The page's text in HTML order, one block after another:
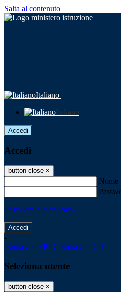
Salta al contenuto
Italiano
Italiano
Accedi
Accedi
button close ×
Nome
Password dimenticata?
-
Entra con SPID Entra con CIE
Seleziona utente
button close ×